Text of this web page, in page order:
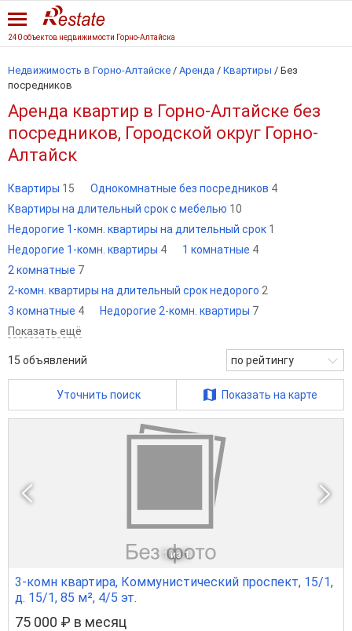
240 объектов недвижимости Горно-Алтайска
Недвижимость в Горно-Алтайске / Аренда / Квартиры / Без
посредников
Аренда квартир в Горно-Алтайске без
посредников, Городской округ Горно-
Алтайск
Квартиры 15 Однокомнатные без посредников 4
Квартиры на длительный срок с мебелью 10
Недорогие 1-комн. квартиры на длительный срок 1
Недорогие 1-комн. квартиры 4 1 комнатные 4
2 комнатные 7
2-комн. квартиры на длительный срок недорого 2
3 комнатные 4 Недорогие 2-комн. квартиры 7
Показать ещё
15 объявлений по рейтингу
Уточнить поиск Показать на карте
1 из 1
3-комн квартира, Коммунистический проспект, 15/1,
д. 15/1, 85 м², 4/5 эт.
75 000 ₽ в месяц